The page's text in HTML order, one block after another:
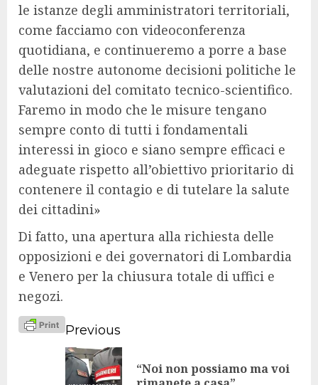
le istanze degli amministratori territoriali,
come facciamo con videoconferenza
quotidiana, e continueremo a porre a base
delle nostre autonome decisioni politiche le
valutazioni del comitato tecnico-scientifico.
Faremo in modo che le misure tengano
sempre conto di tutti i fondamentali
interessi in gioco e siano sempre efficaci e
adeguate rispetto all’obiettivo prioritario di
contenere il contagio e di tutelare la salute
dei cittadini»
Di fatto, una apertura alla richiesta delle
opposizioni e dei governatori di Lombardia
e Venero per la chiusura totale di uffici e
negozi.
Continue
Reading
Previous
“Noi non possiamo ma voi